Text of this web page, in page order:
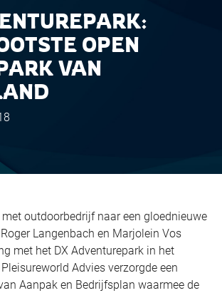
OPEN
VAN
outdoorbedrijf naar een gloednieuwe
Langenbach en Marjolein Vos
met het DX Adventurepark in het
Advies verzorgde een
Aanpak en Bedrijfsplan waarmee de